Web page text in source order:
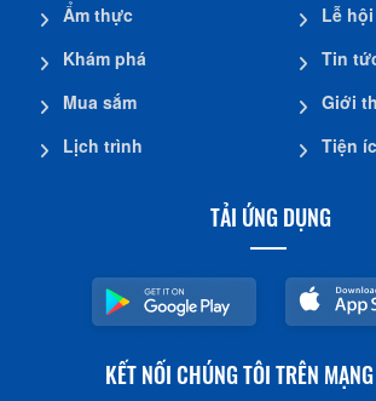
Ẩm thực
Khám phá
Mua sắm
Lịch trình
Lễ
Tin
Giới
Tiện
TẢI ỨNG DỤNG
KẾT NỐI CHÚNG TÔI TRÊN